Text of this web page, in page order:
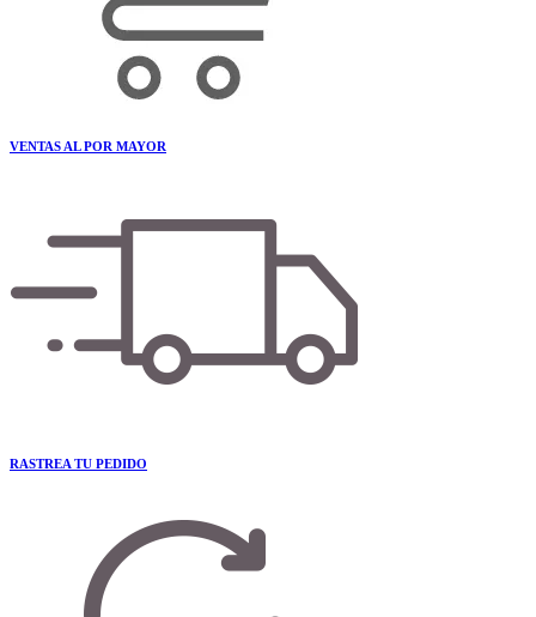
VENTAS AL POR MAYOR
RASTREA TU PEDIDO